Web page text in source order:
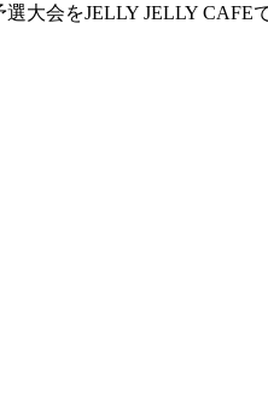
選大会をJELLY JELLY CAFE